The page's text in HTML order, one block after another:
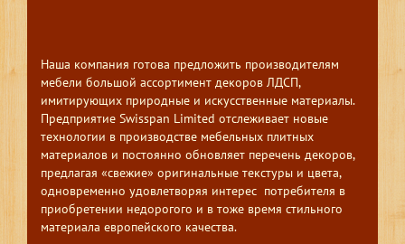
Наша компания готова предложить производителям
мебели большой ассортимент декоров ЛДСП,
имитирующих природные и искусственные материалы.
Предприятие Swisspan Limited отслеживает новые
технологии в производстве мебельных плитных
материалов и постоянно обновляет перечень декоров,
предлагая «свежие» оригинальные текстуры и цвета,
одновременно удовлетворяя интерес потребителя в
приобретении недорогого и в тоже время стильного
материала европейского качества.